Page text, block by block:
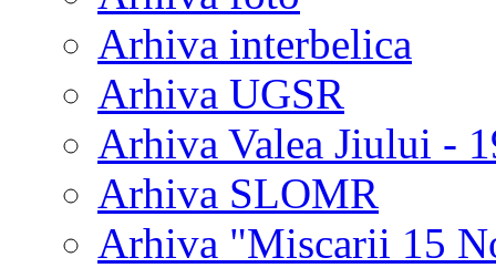
Arhiva interbelica
Arhiva UGSR
Arhiva Valea Jiului -
Arhiva SLOMR
Arhiva "Miscarii 15